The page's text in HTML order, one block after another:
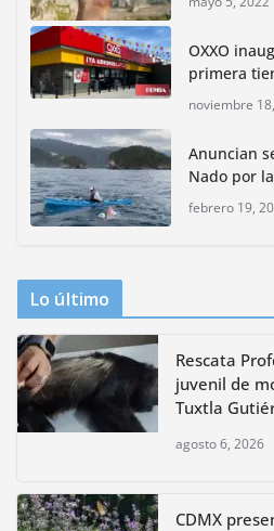
Rompe CDMX récords Reto
lidera la biodiversidad nacional
mayo 18, 2026
huertos
OXXO
primera
noviembre
Anuncian
Nado por
febrero 19,
Lo último
Rescata
juvenil de
Tuxtla
agosto 6, 2026
CDMX